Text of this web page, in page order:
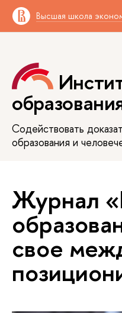
Высшая школа
Содействовать
образования и
Журнал
свое